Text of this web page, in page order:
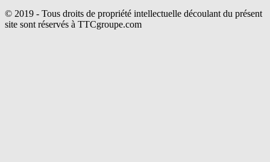
© 2019 - Tous droits de propriété intellectuelle découlant du présent
site sont réservés à TTCgroupe.com